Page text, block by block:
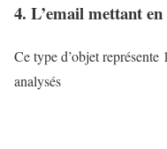
4. L’email mettant
Ce type d’objet représente
analysés